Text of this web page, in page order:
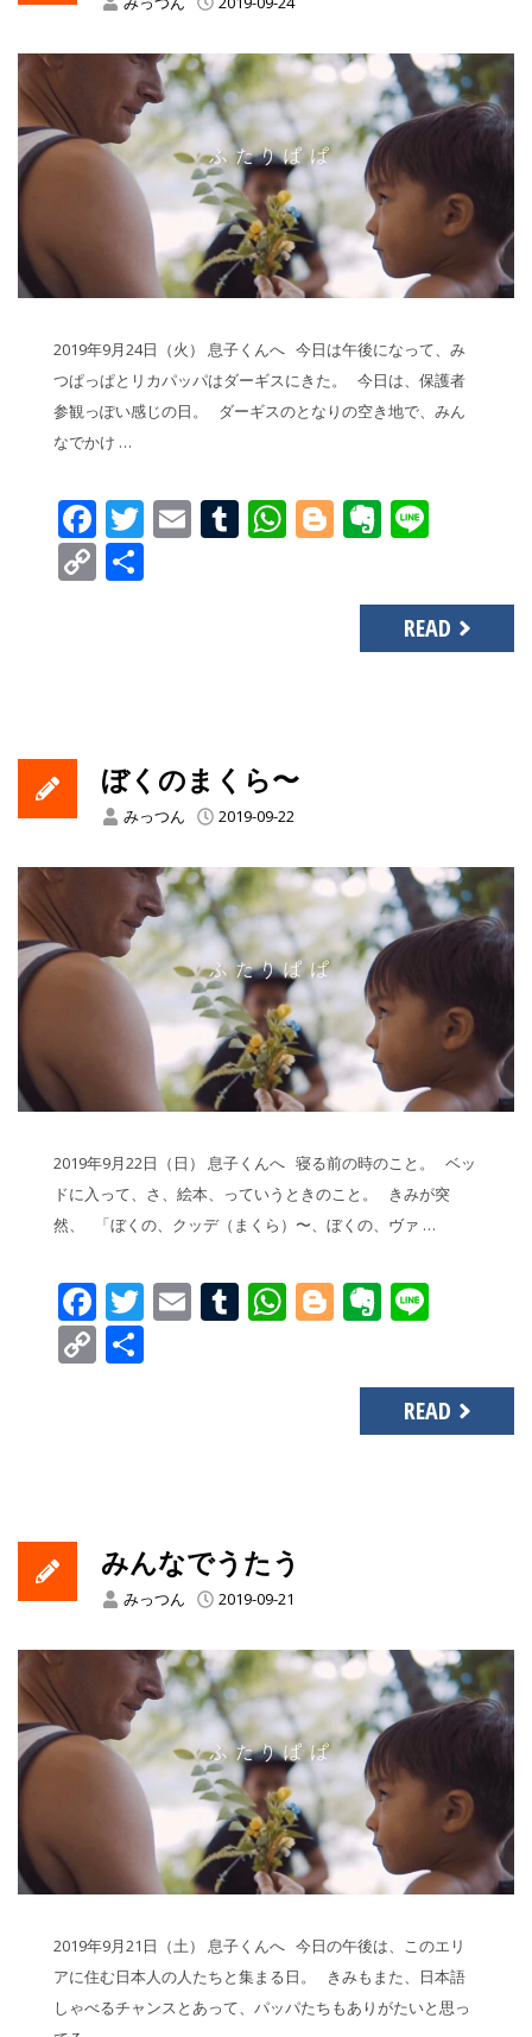
2019年9月24日（火） 息子くんへ 今日は午後になって、み
つぱっぱとリカパッパはダーギスにきた。 今日は、保護者
参観っぽい感じの日。 ダーギスのとなりの空き地で、みん
なでかけ …
Facebook
Twitter
EmailTumblr
WhatsApp
Blogger
Copy
READ
ぼくのまくら〜
みっつん 2019-09-22
2019年9月22日（日） 息子くんへ 寝る前の時のこと。 ベッ
ドに入って、さ、絵本、っていうときのこと。 きみが突
然、 「ぼくの、クッデ（まくら）〜、ぼくの、ヴァ …
Facebook
Twitter
EmailTumblr
WhatsApp
Blogger
Copy
READ
みんなでうたう
みっつん 2019-09-21
2019年9月21日（土） 息子くんへ 今日の午後は、このエリ
アに住む日本人の人たちと集まる日。 きみもまた、日本語
しゃべるチャンスとあって、パッパたちもありがたいと思っ